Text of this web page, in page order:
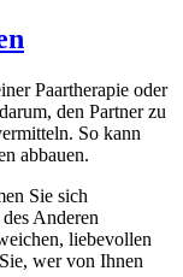
Paartherapie oder
den Partner zu
So kann
abbauen.
Sie sich
Anderen
liebevollen
wer von Ihnen